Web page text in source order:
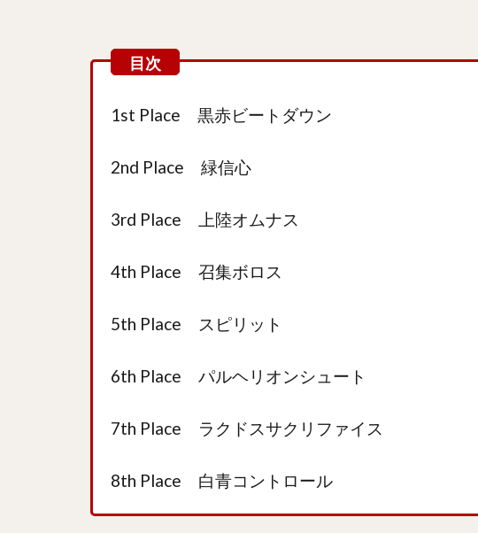
1st Place 黒赤ビートダウン
2nd Place 緑信心
3rd Place 上陸オムナス
4th Place 召集ボロス
5th Place スピリット
6th Place パルヘリオンシュート
7th Place ラクドスサクリファイス
8th Place 白青コントロール